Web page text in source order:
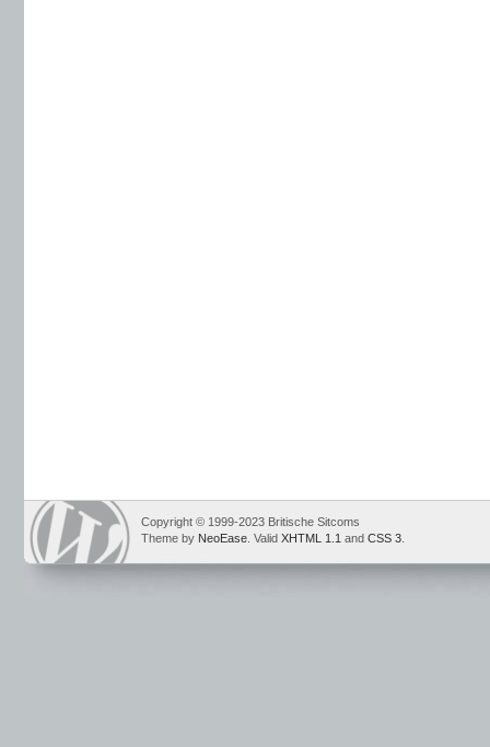
Copyright © 1999-2023 Britische Sitcoms
Theme by NeoEase . Valid XHTML 1.1 and CSS 3